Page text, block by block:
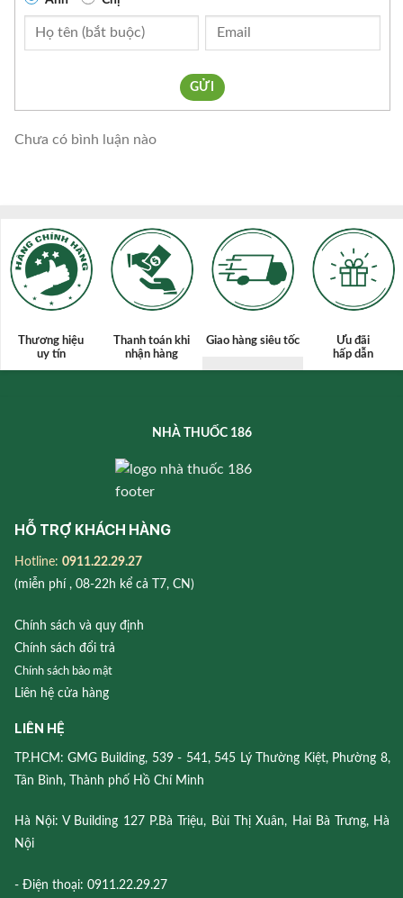
GỬI
Chưa có bình luận nào
Thương hiệu
uy tín
Thanh toán khi
nhận hàng
Giao hàng siêu tốc
Ưu đãi
hấp dẫn
NHÀ THUỐC 186
HỖ TRỢ KHÁCH HÀNG
Hotline: 0911.22.29.27
(miễn phí , 08-22h kể cả T7, CN)
Chính sách và quy định
Chính sách đổi trả
Chính sách bảo mật
Liên hệ cửa hàng
LIÊN HỆ
TP.HCM: GMG Building, 539 - 541, 545 Lý Thường Kiệt, Phường 8,
Tân Bình, Thành phố Hồ Chí Minh
Hà Nội: V Building 127 P.Bà Triệu, Bùi Thị Xuân, Hai Bà Trưng, Hà
Nội
- Điện thoại: 0911.22.29.27